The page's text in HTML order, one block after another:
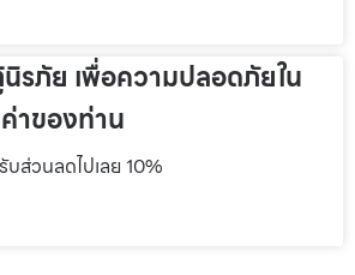
นิรภัย เพื่อความปลอดภัยใน
าของท่าน
บส่วนลดไปเลย 10%